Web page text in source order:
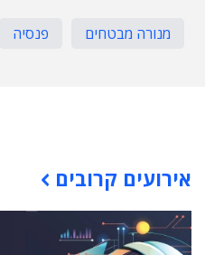
מנורה מבטחים פנסיה
אירועים קרובים